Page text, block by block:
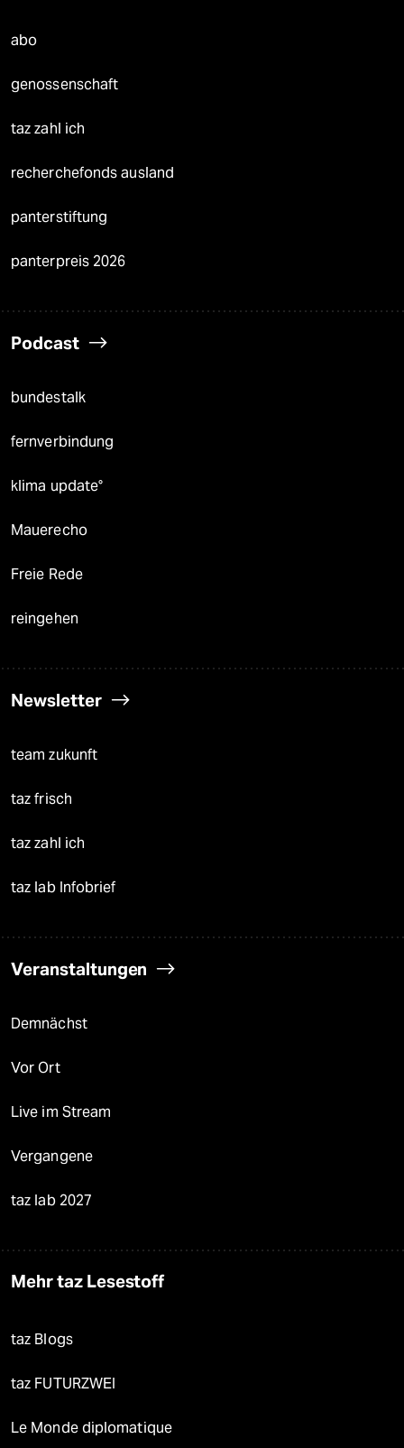
abo
genossenschaft
taz zahl ich
recherchefonds ausland
panterstiftung
panterpreis 2026
Podcast
bundestalk
fernverbindung
klima update°
Mauerecho
Freie Rede
reingehen
Newsletter
team zukunft
taz frisch
taz zahl ich
taz lab Infobrief
Veranstaltungen
Demnächst
Vor Ort
Live im Stream
Vergangene
taz lab 2027
Mehr taz Lesestoff
taz Blogs
taz FUTURZWEI
Le Monde diplomatique